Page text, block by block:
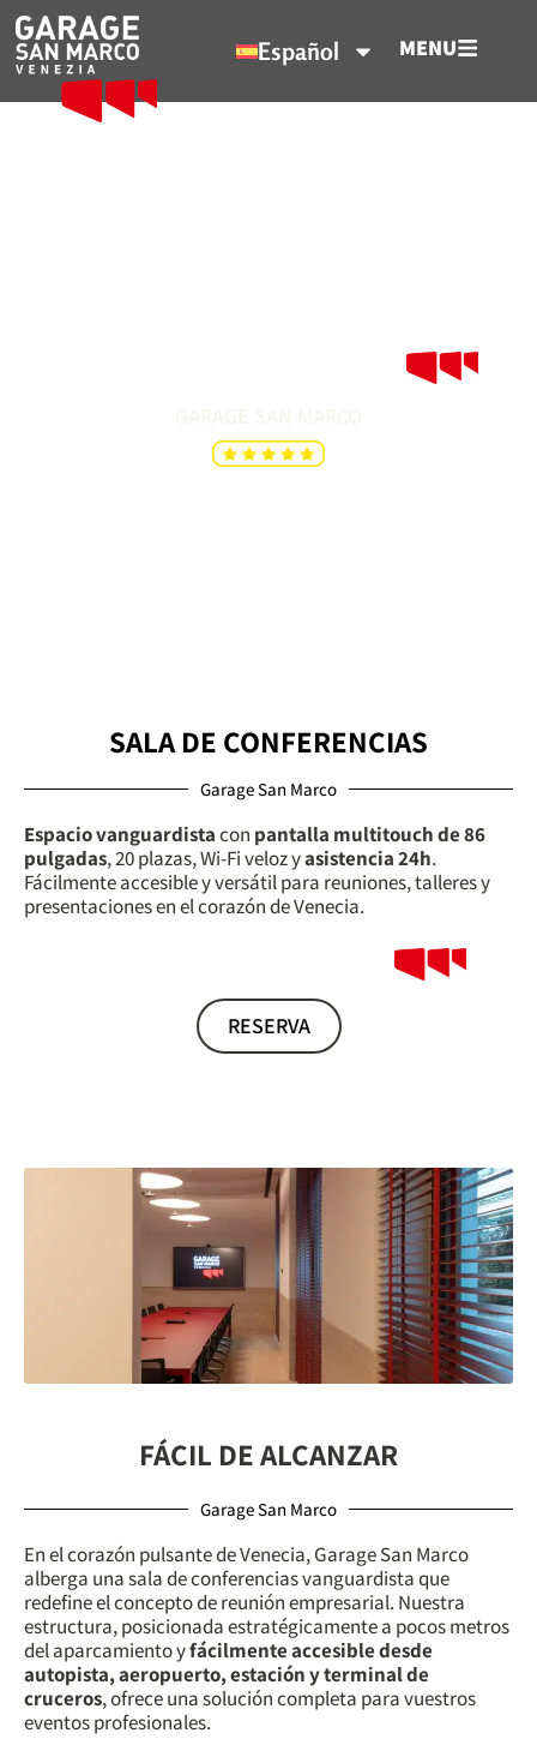
Español MENU
SALA DE CONFERENCIAS
Garage San Marco
Espacio vanguardistacon pantalla multitouch de 86
pulgadas, 20 plazas, Wi-Fi veloz yasistencia 24h.
Fácilmente accesible y versátil para reuniones, talleres y
presentaciones en el corazón de Venecia.
RESERVA
FÁCIL DE ALCANZAR
Garage San Marco
En el corazón pulsante de Venecia, Garage San Marco
alberga una sala de conferencias vanguardista que
redefine el concepto de reunión empresarial. Nuestra
estructura, posicionada estratégicamente a pocos metros
del aparcamiento yfácilmente accesible desde
autopista, aeropuerto, estación y terminal de
cruceros, ofrece una solución completa para vuestros
eventos profesionales.